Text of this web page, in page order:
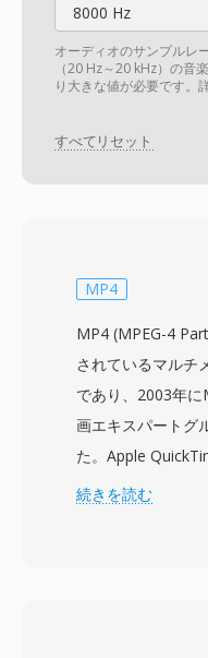
8000 Hz
オーディオのサンプルレ
（20 Hz～20 kHz）の音
り大きな値が必要です。
すべてリセット
MP4
MP4 (MPEG-4
されているマルチ
であり、2003年
画エキスパートグ
た。Apple
ベースメディアフ
続きを読む